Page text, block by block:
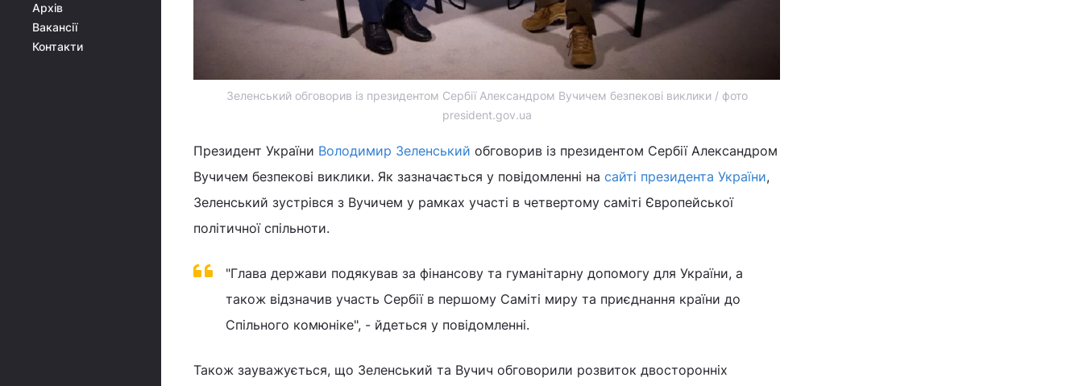
Архів
Вакансії
Контакти
Зеленський обговорив із президентом Сербії Александром Вучичем безпекові виклики / фото
president.gov.ua
Президент України Володимир Зеленський обговорив із президентом Сербії Александром
Вучичем безпекові виклики. Як зазначається у повідомленні на сайті президента України,
Зеленський зустрівся з Вучичем у рамках участі в четвертому саміті Європейської
політичної спільноти.
"Глава держави подякував за фінансову та гуманітарну допомогу для України, а
також відзначив участь Сербії в першому Саміті миру та приєднання країни до
Спільного комюніке", - йдеться у повідомленні.
Також зауважується, що Зеленський та Вучич обговорили розвиток двосторонніх